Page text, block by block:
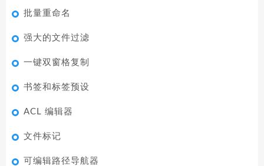
批量重命名
强大的文件过滤
一键双窗格复制
书签和标签预设
ACL 编辑器
文件标记
可编辑路径导航器